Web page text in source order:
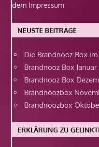
dem Impressum
NEUSTE BEITRÄGE
Die Brandnooz Box
Brandnooz Box Januar
Brandnooz Box
Brandnoozbox
Brandnoozbox
ERKLÄRUNG ZU